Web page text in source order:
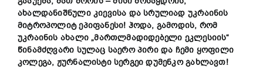
ახალდანიშნული კიევისა და სრულიად უკრაინის
მიტროპოლიტ ეპიფანესი! ჰოდა, გამოდის, რომ
უკრაინის ახალი „მართლმადიდებელი ეკლესიის“
წინამძღვარი სულაც საერო პირი და ჩემი ყოფილი
კოლეგა, ჟურნალისტი სერგეი დუმენკო გახლავთ!